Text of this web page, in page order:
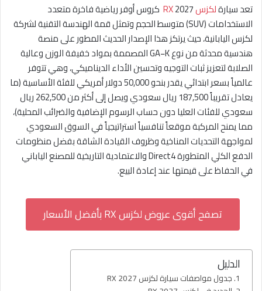
تعد سيارةلكزس RX
2027 كروس أوفر رياضية فاخرة متعدد
الاستخدامات (SUV) متوسط الحجم وتمثل قمة الهندسة التقنية لشركة
لكزس اليابانية، حيث يرتكز هذا الإصدار الحديث المطور على منصة
هندسية محدثة من نوع GA−K المصممة بمواد خفيفة الوزن وعالية
الصلابة لتعزيز ثبات التوجيه وتحسين الأداء الديناميكي، وهي تتوفر
عالمياً بسعر ابتدائي يقدر بنحو 50,000 دولار أمريكي للفئة الأساسية (ما
يعادل تقريباً 187,500 ريال سعودي ويصل إلى أكثر من 262,500 ريال
سعودي للفئات العليا دون حساب الرسوم الإضافية والضرائب المحلية)،
مما يمنح المركبة موقعاً تنافسياً استراتيجياً في السوق السعودي
لمواجهة التحديات المناخية وظروف القيادة الشاقة بفضل منظومات
الدفع الكلي المتطورة Direct4 والاعتمادية التاريخية للمصنع الياباني
في الحفاظ على قيمتها عند إعادة البيع.
تصفح أقوى عروض لكزس RX بأفضل الأسعار
الدليل
جدول مواصفات سيارة لكزس RX 2027